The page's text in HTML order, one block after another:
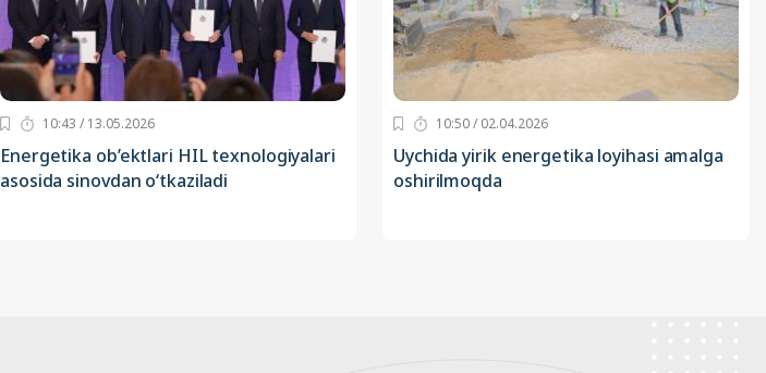
10:43 / 13.05.2026
Energetika ob’ektlari HIL texnologiyalari
asosida sinovdan o‘tkaziladi
10:50 / 02.04.2026
Uychida yirik energetika loyihasi amalga
oshirilmoqda